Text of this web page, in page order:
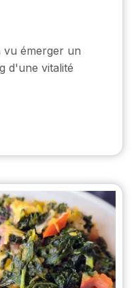
vu émerger un
d'une vitalité